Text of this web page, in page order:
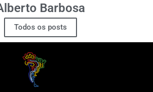
Barbosa
Todos os posts